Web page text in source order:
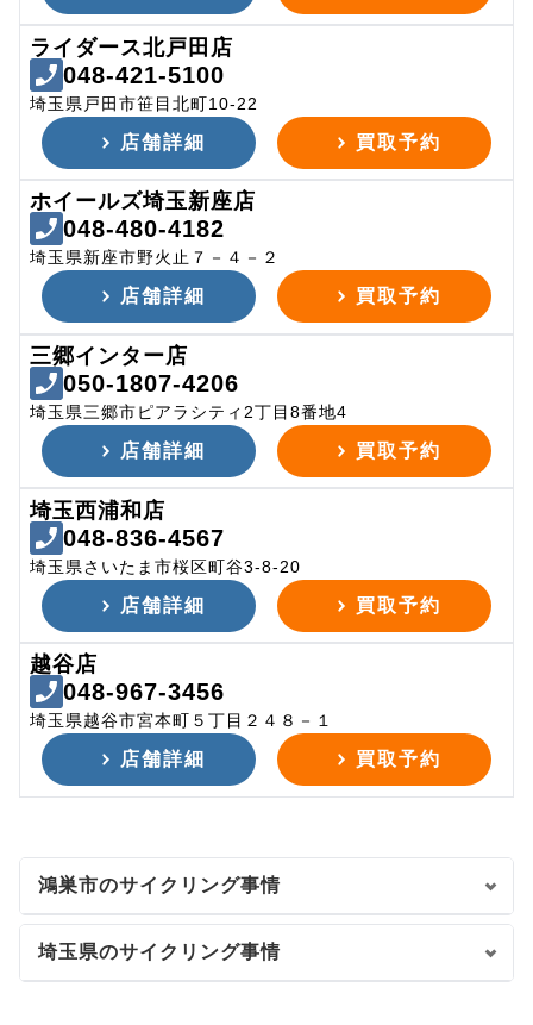
ライダース北戸田店
048-421-5100
埼玉県戸田市笹目北町10-22
店舗詳細 買取予約
ホイールズ埼玉新座店
048-480-4182
埼玉県新座市野火止７－４－２
店舗詳細 買取予約
三郷インター店
050-1807-4206
埼玉県三郷市ピアラシティ2丁目8番地4
店舗詳細 買取予約
埼玉西浦和店
048-836-4567
埼玉県さいたま市桜区町谷3-8-20
店舗詳細 買取予約
越谷店
048-967-3456
埼玉県越谷市宮本町５丁目２４８－１
店舗詳細 買取予約
鴻巣市のサイクリング事情
埼玉県のサイクリング事情